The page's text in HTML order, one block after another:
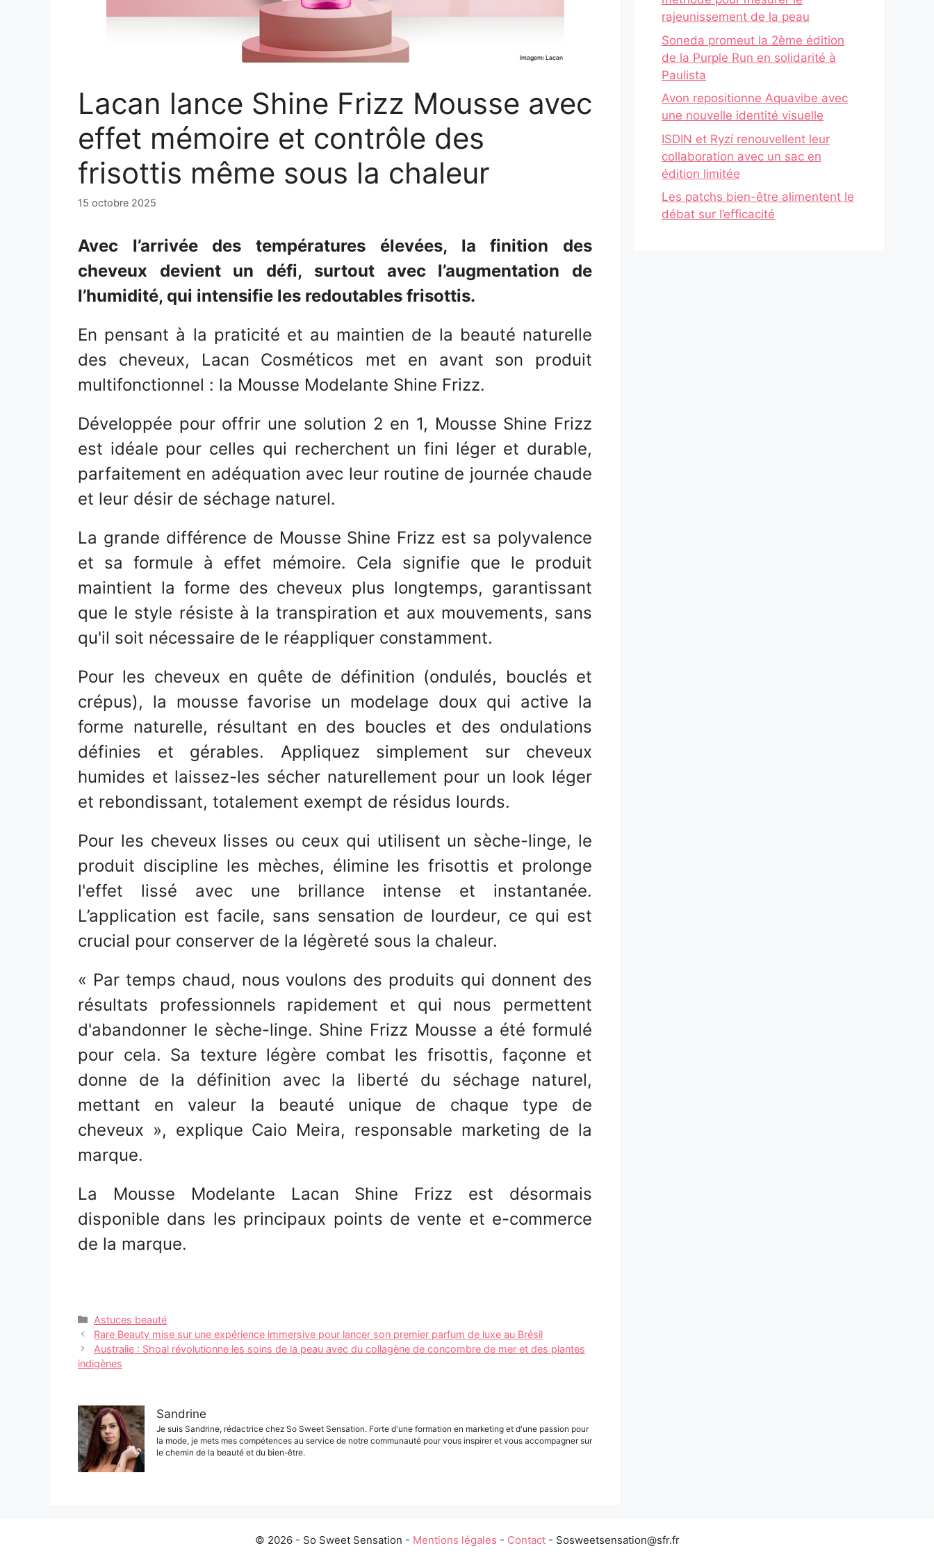
Lacan lance Shine Frizz Mousse avec
effet mémoire et contrôle des
frisottis même sous la chaleur
15 octobre 2025
Avec l’arrivée des températures élevées, la finition des
cheveux devient un défi, surtout avec l’augmentation de
l’humidité, qui intensifie les redoutables frisottis.
En pensant à la praticité et au maintien de la beauté naturelle
des cheveux, Lacan Cosméticos met en avant son produit
multifonctionnel : la Mousse Modelante Shine Frizz.
Développée pour offrir une solution 2 en 1, Mousse Shine Frizz
est idéale pour celles qui recherchent un fini léger et durable,
parfaitement en adéquation avec leur routine de journée chaude
et leur désir de séchage naturel.
La grande différence de Mousse Shine Frizz est sa polyvalence
et sa formule à effet mémoire. Cela signifie que le produit
maintient la forme des cheveux plus longtemps, garantissant
que le style résiste à la transpiration et aux mouvements, sans
qu'il soit nécessaire de le réappliquer constamment.
Pour les cheveux en quête de définition (ondulés, bouclés et
crépus), la mousse favorise un modelage doux qui active la
forme naturelle, résultant en des boucles et des ondulations
définies et gérables. Appliquez simplement sur cheveux
humides et laissez-les sécher naturellement pour un look léger
et rebondissant, totalement exempt de résidus lourds.
Pour les cheveux lisses ou ceux qui utilisent un sèche-linge, le
produit discipline les mèches, élimine les frisottis et prolonge
l'effet lissé avec une brillance intense et instantanée.
L’application est facile, sans sensation de lourdeur, ce qui est
crucial pour conserver de la légèreté sous la chaleur.
« Par temps chaud, nous voulons des produits qui donnent des
résultats professionnels rapidement et qui nous permettent
d'abandonner le sèche-linge. Shine Frizz Mousse a été formulé
pour cela. Sa texture légère combat les frisottis, façonne et
donne de la définition avec la liberté du séchage naturel,
mettant en valeur la beauté unique de chaque type de
cheveux », explique Caio Meira, responsable marketing de la
marque.
La Mousse Modelante Lacan Shine Frizz est désormais
disponible dans les principaux points de vente et e-commerce
de la marque.
Catégories
Astuces beauté
Navigation
des
articles
Rare Beauty mise sur une expérience immersive pour lancer son premier parfum de luxe au Brésil
Australie : Shoal révolutionne les soins de la peau avec du collagène de concombre de mer et des plantes
indigènes
Sandrine
Je suis Sandrine, rédactrice chez So Sweet Sensation. Forte d'une formation en marketing et d'une passion pour
la mode, je mets mes compétences au service de notre communauté pour vous inspirer et vous accompagner sur
le chemin de la beauté et du bien-être.
rajeunissement de la peau
Soneda promeut la 2ème édition
de la Purple Run en solidarité à
Paulista
Avon repositionne Aquavibe avec
une nouvelle identité visuelle
ISDIN et Ryzí renouvellent leur
collaboration avec un sac en
édition limitée
Les patchs bien-être alimentent le
débat sur l’efficacité
© 2026 - So Sweet Sensation - Mentions légales - Contact- Sosweetsensation@sfr.fr